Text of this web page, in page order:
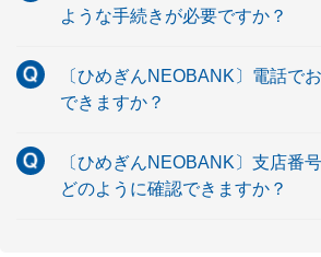
ような手続きが必要ですか？
〔ひめぎんNEOBANK〕電話で
できますか？
〔ひめぎんNEOBANK〕支店番
どのように確認できますか？